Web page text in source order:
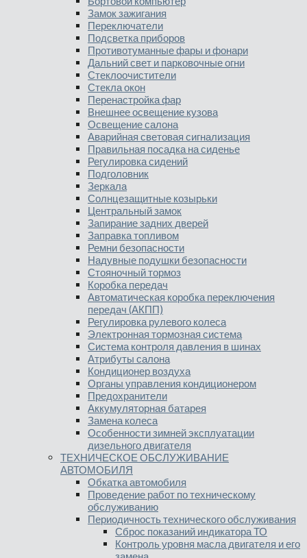
Замок зажигания
Переключатели
Подсветка приборов
Противотуманные фары и фонари
Дальний свет и парковочные огни
Стеклоочистители
Стекла окон
Перенастройка фар
Внешнее освещение кузова
Освещение салона
Аварийная световая сигнализация
Правильная посадка на сиденье
Регулировка сидений
Подголовник
Зеркала
Солнцезащитные козырьки
Центральный замок
Запирание задних дверей
Заправка топливом
Ремни безопасности
Надувные подушки безопасности
Стояночный тормоз
Коробка передач
Автоматическая коробка переключения
передач (АКПП)
Регулировка рулевого колеса
Электронная тормозная система
Система контроля давления в шинах
Атрибуты салона
Кондиционер воздуха
Органы управления кондиционером
Предохранители
Аккумуляторная батарея
Замена колеса
Особенности зимней эксплуатации
дизельного двигателя
ТЕХНИЧЕСКОЕ ОБСЛУЖИВАНИЕ
АВТОМОБИЛЯ
Обкатка автомобиля
Проведение работ по техническому
обслуживанию
Периодичность технического обслуживания
Сброс показаний индикатора ТО
Контроль уровня масла двигателя и его